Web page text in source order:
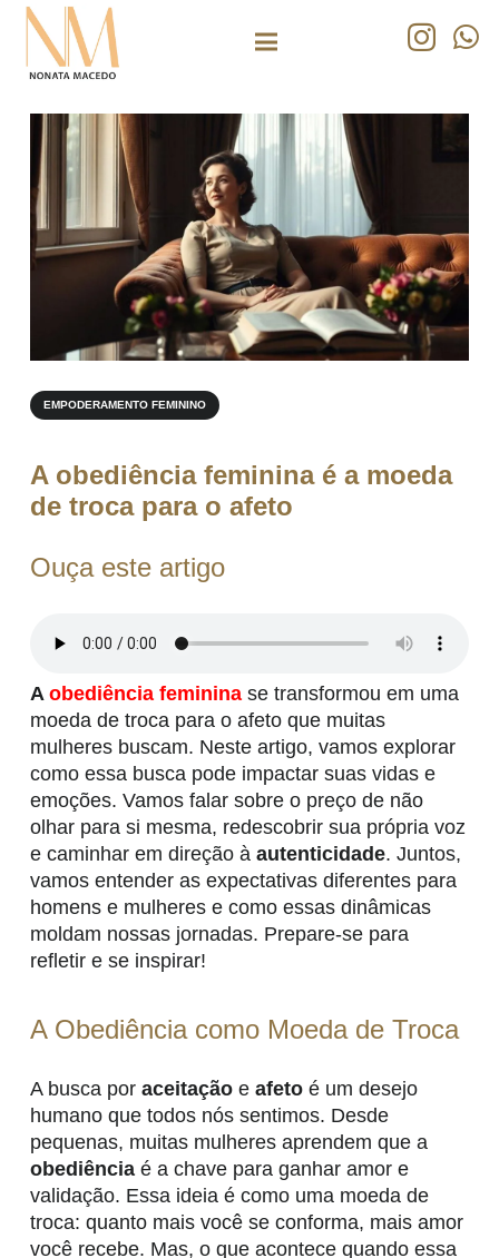
EMPODERAMENTO FEMININO
A obediência feminina é a moeda
de troca para o afeto
Ouça este artigo
A obediência feminina se transformou em uma
moeda de troca para o afeto que muitas
mulheres buscam. Neste artigo, vamos explorar
como essa busca pode impactar suas vidas e
emoções. Vamos falar sobre o preço de não
olhar para si mesma, redescobrir sua própria voz
e caminhar em direção à autenticidade. Juntos,
vamos entender as expectativas diferentes para
homens e mulheres e como essas dinâmicas
moldam nossas jornadas. Prepare-se para
refletir e se inspirar!
A Obediência como Moeda de Troca
A busca por aceitação e afeto é um desejo
humano que todos nós sentimos. Desde
pequenas, muitas mulheres aprendem que a
obediência é a chave para ganhar amor e
validação. Essa ideia é como uma moeda de
troca: quanto mais você se conforma, mais amor
você recebe. Mas, o que acontece quando essa